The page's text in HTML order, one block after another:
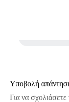
Υποβολή
Για να σχολιάσετε